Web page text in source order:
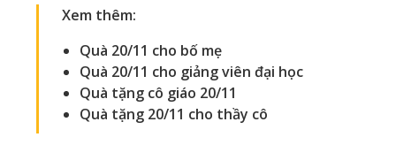
Xem thêm:
Quà 20/11 cho bố mẹ
Quà 20/11 cho giảng viên đại học
Quà tặng cô giáo 20/11
Quà tặng 20/11 cho thầy cô